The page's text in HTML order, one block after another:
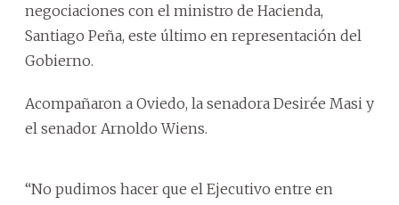
negociaciones con el ministro de Hacienda,
Santiago Peña, este último en representación del
Gobierno.
Acompañaron a Oviedo, la senadora Desirée Masi y
el senador Arnoldo Wiens.
“No pudimos hacer que el Ejecutivo entre en